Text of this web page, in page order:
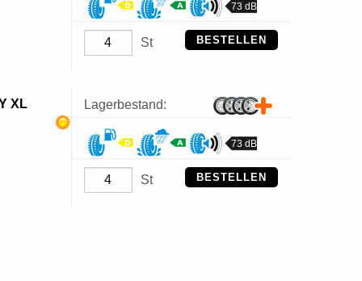
73 dB
St BESTELLEN
XL
Lagerbestand:
73 dB
St BESTELLEN